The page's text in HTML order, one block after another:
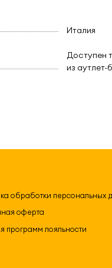
Италия
Доступен
из аутлет-
обработки персональных
оферта
программ лояльности